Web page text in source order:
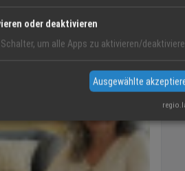
oder deaktivieren
um alle Apps zu aktivieren/
Ausgewählte